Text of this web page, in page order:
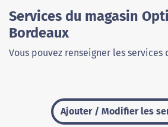
Services du magasin
Bordeaux
Vous pouvez renseigner les services
Ajouter / Modifier les